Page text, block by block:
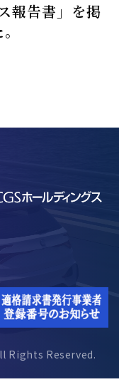
報告書」を掲
Rights Reserved.